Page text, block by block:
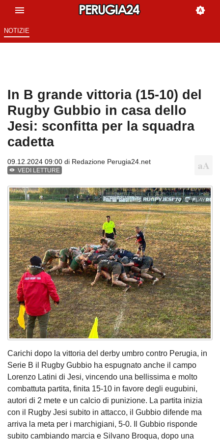
NOTIZIE
In B grande vittoria (15-10) del
Rugby Gubbio in casa dello
Jesi: sconfitta per la squadra
cadetta
09.12.2024 09:00 di Redazione Perugia24.net
VEDI LETTURE
Carichi dopo la vittoria del derby umbro contro Perugia, in
Serie B il Rugby Gubbio ha espugnato anche il campo
Lorenzo Latini di Jesi, vincendo una bellissima e molto
combattuta partita, finita 15-10 in favore degli eugubini,
autori di 2 mete e un calcio di punizione. La partita inizia
con il Rugby Jesi subito in attacco, il Gubbio difende ma
arriva la meta per i marchigiani, 5-0. Il Gubbio risponde
subito cambiando marcia e Silvano Broqua, dopo una